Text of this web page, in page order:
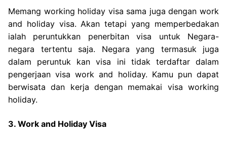
Memang working holiday visa sama juga dengan work
and holiday visa. Akan tetapi yang memperbedakan
ialah peruntukkan penerbitan visa untuk Negara-
negara tertentu saja. Negara yang termasuk juga
dalam peruntuk kan visa ini tidak terdaftar dalam
pengerjaan visa work and holiday. Kamu pun dapat
berwisata dan kerja dengan memakai visa working
holiday.
3. Work and Holiday Visa